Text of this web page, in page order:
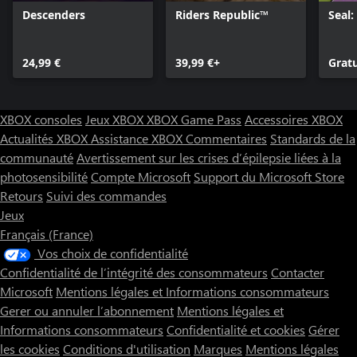
Descenders
24,99 €
Riders Republic™
39,99 €+
XBOX consoles Jeux XBOXXBOX Game Pass Accessoires XBOX
Actualités XBOXAssistance XBOXCommentaires Standards de la
communautéAvertissement sur les crises d’épilepsie liées à la
photosensibilitéCompte Microsoft Support du Microsoft Store
Retours Suivi des commandes
Jeux
Français (France)
Vos choix de confidentialité
Confidentialité de l’intégrité des consommateurs Contacter
Microsoft Mentions légales et Informations consommateurs
Gerer ou annuler l’abonnement Mentions légales et
Informations consommateurs Confidentialité et cookies Gérer
les cookies Conditions d'utilisation Marques Mentions légales